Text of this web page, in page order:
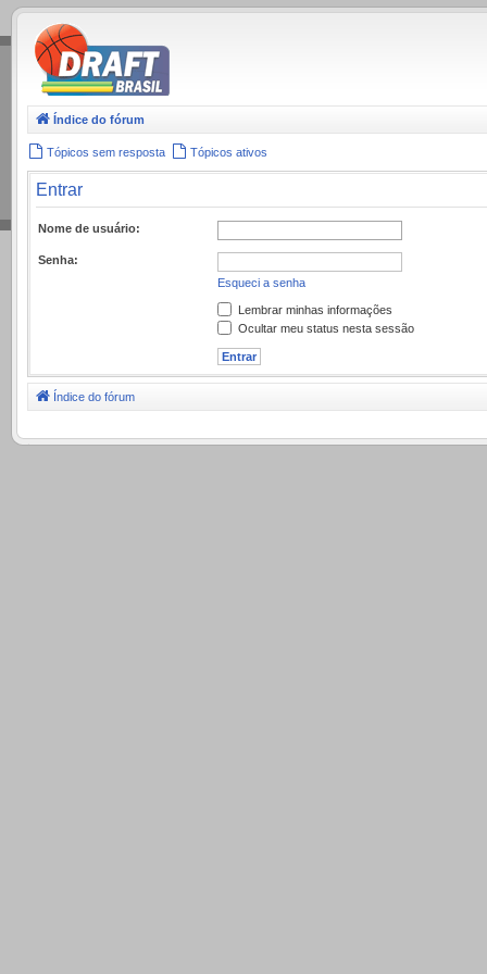
.
Índice do fórum
Tópicos sem resposta Tópicos ativos
Entrar
Nome de usuário:
Senha:
Esqueci a senha
Lembrar minhas informações
Ocultar meu status nesta sessão
Índice do fórum
.